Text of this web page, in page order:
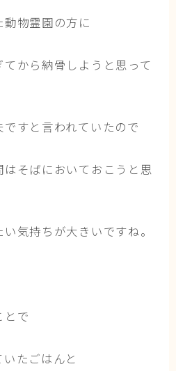
物霊園の方に
から納骨しようと思って
すと言われていたので
そばにおいておこうと思
気持ちが大きいですね。
とで
たごはんと